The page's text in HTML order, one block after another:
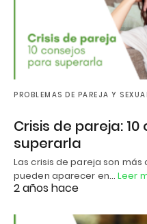
PROBLEMAS DE PAREJA Y
Crisis de pareja:
superarla
Las crisis de pareja son
pueden aparecer en… Leer
2 años hace